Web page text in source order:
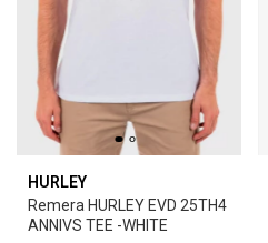
HURLEY
Remera HURLEY EVD 25TH4
ANNIVS TEE -WHITE